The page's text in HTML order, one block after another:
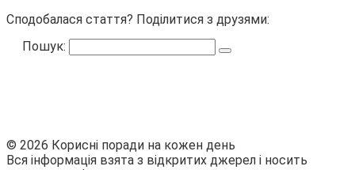
Сподобалася стаття? Поділитися з друзями:
Пошук:
© 2026 Корисні поради на кожен день
Вся інформація взята з відкритих джерел і носить